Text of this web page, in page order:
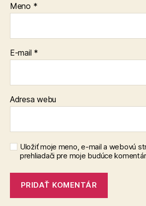
Meno *
E-mail *
Adresa webu
Uložiť moje meno, e-mail a webovú
prehliadači pre moje budúce